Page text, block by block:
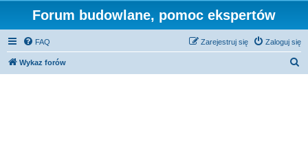
Forum budowlane, pomoc ekspertów
FAQ Zaloguj się
Zarejestruj się
Wykaz forów